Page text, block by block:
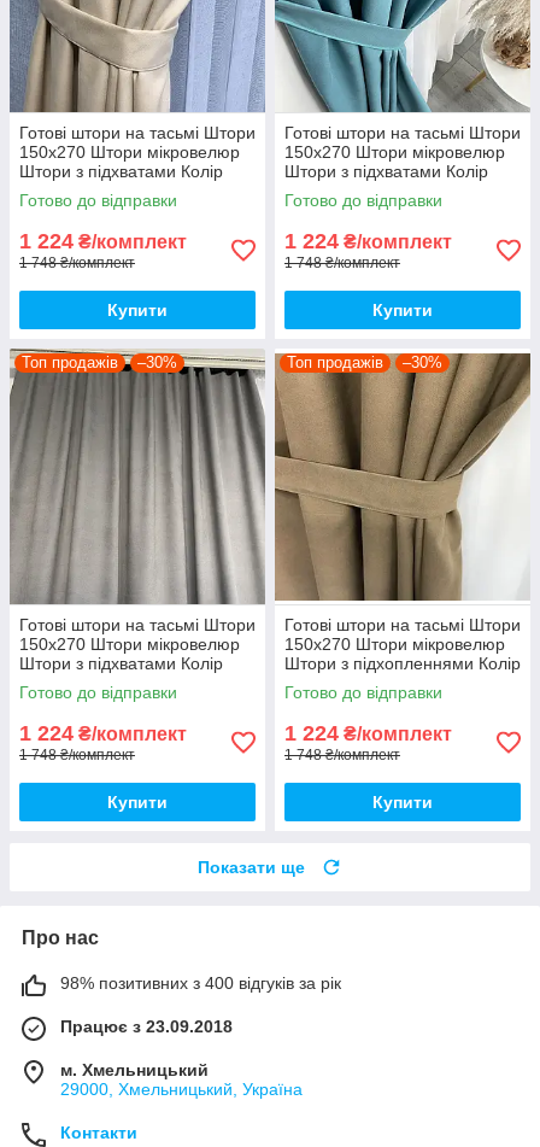
Готові штори на тасьмі Штори
150х270 Штори мікровелюр
Штори з підхватами Колір
кремовий
Готово до відправки
1 224 ₴/комплект
1 748 ₴/комплект
Купити
Готові штори на тасьмі Штори
150х270 Штори мікровелюр
Штори з підхватами Колір
бірюзовий
Готово до відправки
1 224 ₴/комплект
1 748 ₴/комплект
Купити
Топ продажів –30%
Готові штори на тасьмі Штори
150х270 Штори мікровелюр
Штори з підхватами Колір
Сірий
Готово до відправки
1 224 ₴/комплект
1 748 ₴/комплект
Купити
Топ продажів –30%
Готові штори на тасьмі Штори
150х270 Штори мікровелюр
Штори з підхопленнями Колір
Коричневий
Готово до відправки
1 224 ₴/комплект
1 748 ₴/комплект
Купити
Показати ще
Про нас
98% позитивних з 400 відгуків за рік
Працює з 23.09.2018
м. Хмельницький
29000, Хмельницький, Україна
Контакти